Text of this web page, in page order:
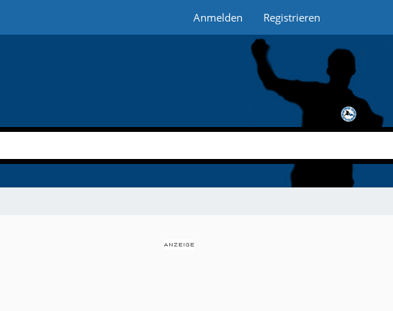
Anmelden Registrieren